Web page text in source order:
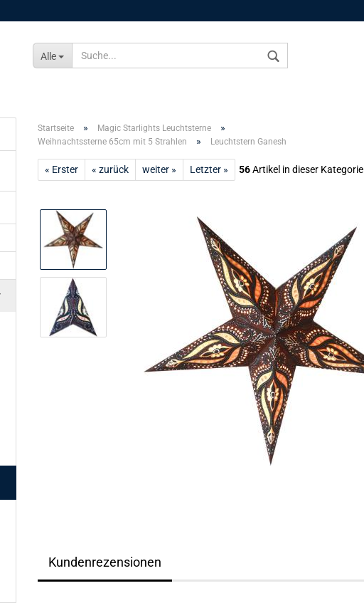
Alle
Startseite » Magic Starlights Leuchtsterne »
Weihnachtssterne 65cm mit 5 Strahlen » Leuchtstern Ganesh
« Erster « zurück weiter » Letzter » 56Artikel in dieser Kategorie
Kundenrezensionen